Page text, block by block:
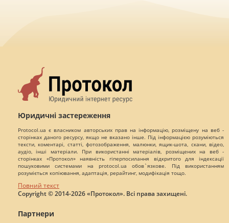
Юридичні застереження
Protocol.ua є власником авторських прав на інформацію, розміщену на веб -
сторінках даного ресурсу, якщо не вказано інше. Під інформацією розуміються
тексти, коментарі, статті, фотозображення, малюнки, ящик-шота, скани, відео,
аудіо, інші матеріали. При використанні матеріалів, розміщених на веб -
сторінках «Протокол» наявність гіперпосилання відкритого для індексації
пошуковими системами на protocol.ua обов`язкове. Під використанням
розуміється копіювання, адаптація, рерайтинг, модифікація тощо.
Повний текст
Copyright © 2014-2026 «Протокол». Всі права захищені.
Партнери